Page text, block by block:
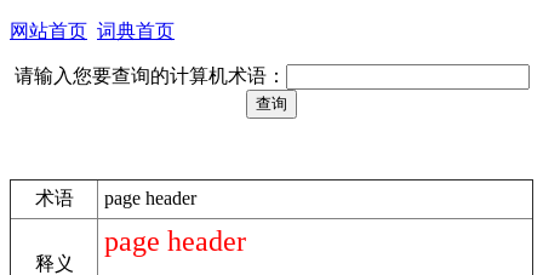
网站首页 词典首页
请输入您要查询的计算机术语：
术语 page header
释义
page header